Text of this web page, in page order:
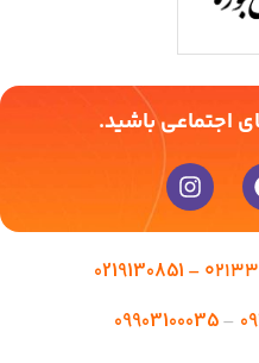
اجتماعی باشید.
0219130851
–
09903100035